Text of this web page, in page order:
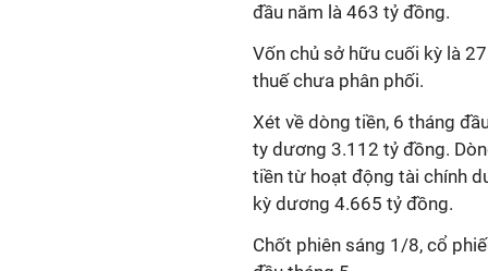
đầu năm là 463 tỷ đồng.
Vốn chủ sở hữu cuối kỳ là
thuế chưa phân phối.
Xét về dòng tiền, 6 tháng
ty dương 3.112 tỷ đồng.
tiền từ hoạt động tài chính
kỳ dương 4.665 tỷ đồng.
Chốt phiên sáng 1/8, cổ